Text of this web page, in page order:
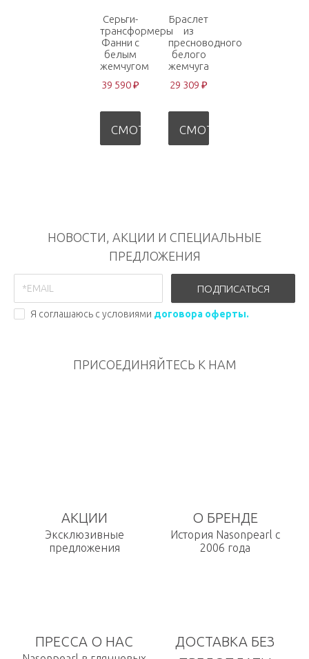
Серьги-
трансформеры
Фанни с
белым
жемчугом
39 590 ₽
СМОТРЕТЬ
Браслет
из
пресноводного
белого
жемчуга
29 309 ₽
СМОТРЕТЬ
НОВОСТИ, АКЦИИ И СПЕЦИАЛЬНЫЕ
ПРЕДЛОЖЕНИЯ
ПОДПИСАТЬСЯ
Я соглашаюсь с условиями договора оферты.
ПРИСОЕДИНЯЙТЕСЬ К НАМ
АКЦИИ
Эксклюзивные
предложения
О БРЕНДЕ
История Nasonpearl с
2006 года
ПРЕССА О НАС
ДОСТАВКА БЕЗ